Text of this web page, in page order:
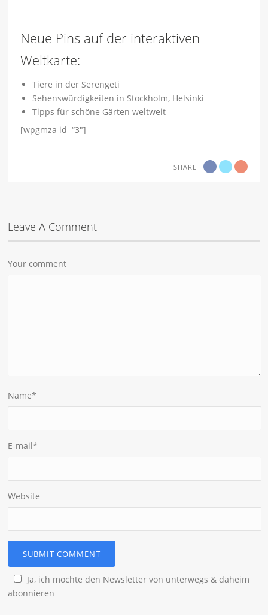
Neue Pins auf der interaktiven
Weltkarte:
Tiere in der Serengeti
Sehenswürdigkeiten in Stockholm, Helsinki
Tipps für schöne Gärten weltweit
[wpgmza id=“3″]
SHARE
Leave A Comment
Your comment
Name*
E-mail*
Website
Ja, ich möchte den Newsletter von unterwegs & daheim
abonnieren